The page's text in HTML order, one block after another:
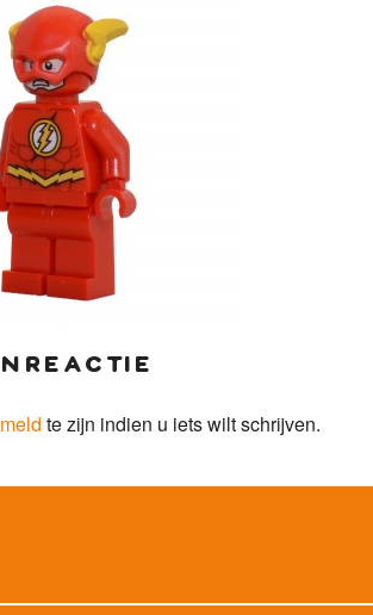
reactie
te zijn indien u iets wilt schrijven.